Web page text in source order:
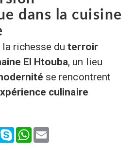
dans la cuisine
la richesse duterroir
El Htouba, un lieu
se rencontrent
culinaire
Skype WhatsApp